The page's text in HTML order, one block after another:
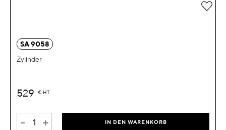
SA 9058
Zylinder
529 € HT
- + IN DEN WARENKORB
Zur